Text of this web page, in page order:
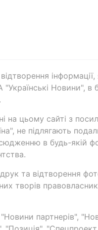
інформації,
"Українські Новини", в
на цьому сайті з
не підлягають
в будь-якій
та відтворення
творів
партнерів",